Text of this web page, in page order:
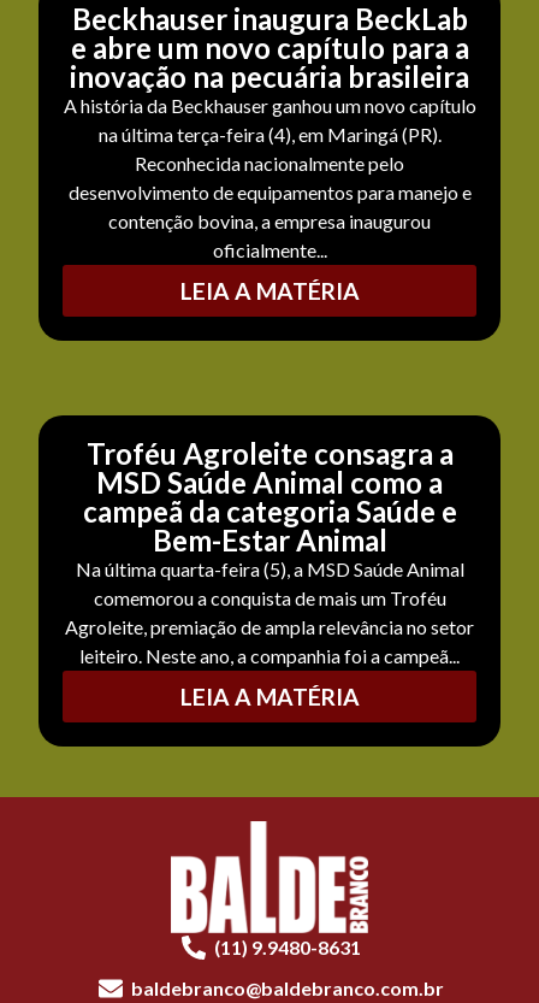
Beckhauser inaugura BeckLab
e abre um novo capítulo para a
inovação na pecuária brasileira
A história da Beckhauser ganhou um novo capítulo
na última terça-feira (4), em Maringá (PR).
Reconhecida nacionalmente pelo
desenvolvimento de equipamentos para manejo e
contenção bovina, a empresa inaugurou
oficialmente...
LEIA A MATÉRIA
Troféu Agroleite consagra a
MSD Saúde Animal como a
campeã da categoria Saúde e
Bem-Estar Animal
Na última quarta-feira (5), a MSD Saúde Animal
comemorou a conquista de mais um Troféu
Agroleite, premiação de ampla relevância no setor
leiteiro. Neste ano, a companhia foi a campeã...
LEIA A MATÉRIA
(11) 9.9480-8631
baldebranco@baldebranco.com.br